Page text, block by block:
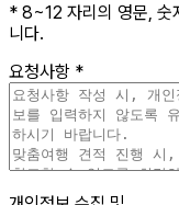
* 8~12 자리의 영문, 숫
니다.
요청사항 *